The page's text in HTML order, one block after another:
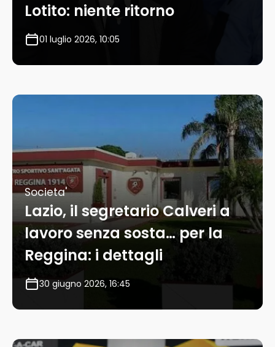
Lotito: niente ritorno
01 luglio 2026, 10:05
Societa'
Lazio, il segretario Calveri a
lavoro senza sosta… per la
Reggina: i dettagli
30 giugno 2026, 16:45